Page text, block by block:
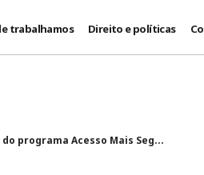
trabalhamos Direito e políticas
programa Acesso Mais Seg...